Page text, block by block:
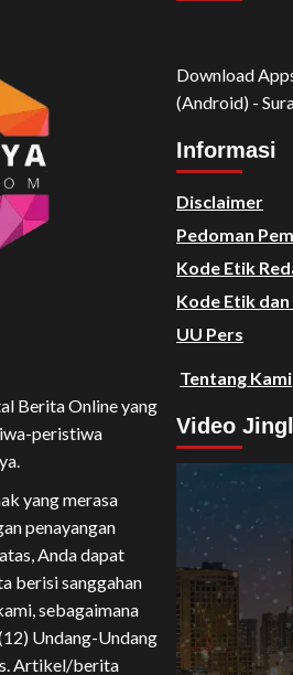
Berita Online yang
peristiwa
yang merasa
penayangan
Anda dapat
berisi sanggahan
sebagaimana
Undang-Undang
Artikel/berita
Download
(Android) -
Informasi
Disclaimer
Pedoman
Kode Etik
Kode Etik
UU Pers
Tentang Kami
Video
Video
Player